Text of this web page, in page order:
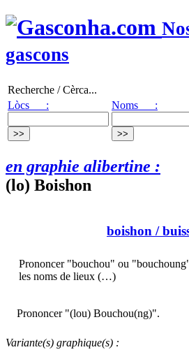
gascons
Recherche / Cèrca...
Lòcs :
Noms :
en graphie alibertine :
(lo) Boishon
boishon /
Prononcer "bouchou" ou
les noms de lieux (…)
Prononcer "(lou) Bouchou(ng)".
Variante(s) graphique(s) :